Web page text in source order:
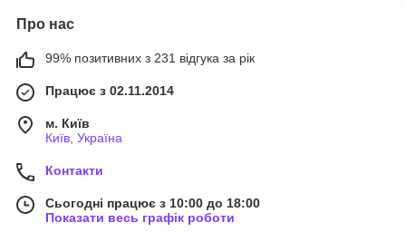
дітьми!
якісних іграшок з мультфільмів від відомих виробників.
Діснея,
Тролли, Слагтерра
інших. Купити фігурки героїв з мультфільмів можна з
доставкою по всій Україні.
Про нас
99% позитивних з 231 відгука за рік
Працює з 02.11.2014
м. Київ
Київ, Україна
Контакти
Сьогодні працює з 10:00 до 18:00
Показати весь графік роботи